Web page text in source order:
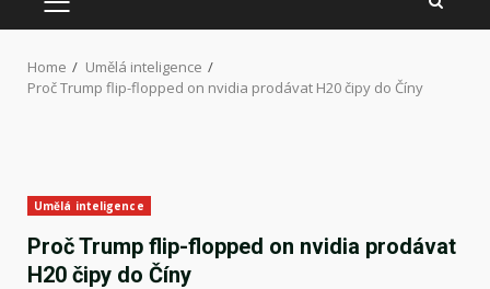
PRIMARY
MENU
Home
Umělá inteligence
Proč Trump flip-flopped on nvidia prodávat H20 čipy do Číny
Umělá inteligence
Proč Trump flip-flopped on nvidia prodávat
H20 čipy do Číny